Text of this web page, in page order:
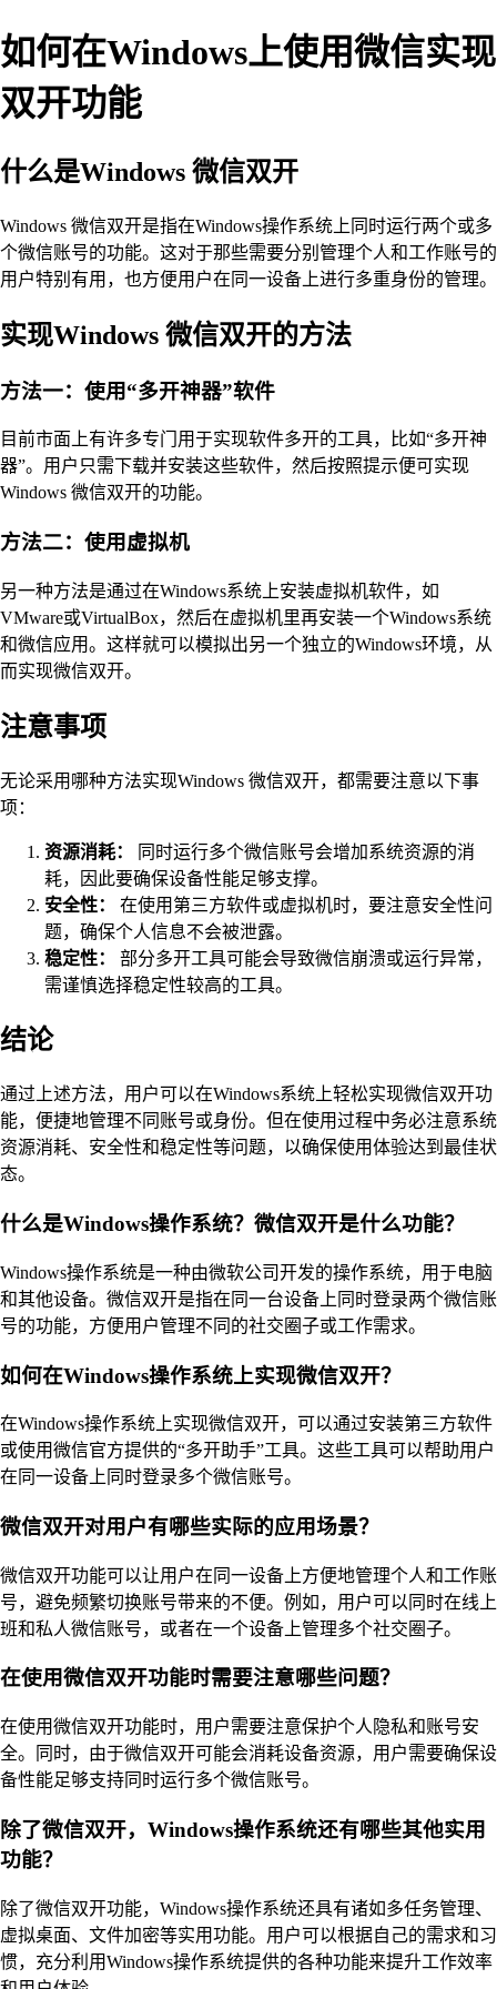
如何在Windows上使用微信实现
双开功能
什么是Windows 微信双开
Windows 微信双开是指在Windows操作系统上同时运行两个或多
个微信账号的功能。这对于那些需要分别管理个人和工作账号的
用户特别有用，也方便用户在同一设备上进行多重身份的管理。
实现Windows 微信双开的方法
方法一：使用“多开神器”软件
目前市面上有许多专门用于实现软件多开的工具，比如“多开神
器”。用户只需下载并安装这些软件，然后按照提示便可实现
Windows 微信双开的功能。
方法二：使用虚拟机
另一种方法是通过在Windows系统上安装虚拟机软件，如
VMware或VirtualBox，然后在虚拟机里再安装一个Windows系统
和微信应用。这样就可以模拟出另一个独立的Windows环境，从
而实现微信双开。
注意事项
无论采用哪种方法实现Windows 微信双开，都需要注意以下事
项：
资源消耗：
同时运行多个微信账号会增加系统资源的消
耗，因此要确保设备性能足够支撑。
安全性：
在使用第三方软件或虚拟机时，要注意安全性问
题，确保个人信息不会被泄露。
稳定性：
部分多开工具可能会导致微信崩溃或运行异常，
需谨慎选择稳定性较高的工具。
结论
通过上述方法，用户可以在Windows系统上轻松实现微信双开功
能，便捷地管理不同账号或身份。但在使用过程中务必注意系统
资源消耗、安全性和稳定性等问题，以确保使用体验达到最佳状
态。
什么是Windows操作系统？微信双开是什么功能？
Windows操作系统是一种由微软公司开发的操作系统，用于电脑
和其他设备。微信双开是指在同一台设备上同时登录两个微信账
号的功能，方便用户管理不同的社交圈子或工作需求。
如何在Windows操作系统上实现微信双开？
在Windows操作系统上实现微信双开，可以通过安装第三方软件
或使用微信官方提供的“多开助手”工具。这些工具可以帮助用户
在同一设备上同时登录多个微信账号。
微信双开对用户有哪些实际的应用场景？
微信双开功能可以让用户在同一设备上方便地管理个人和工作账
号，避免频繁切换账号带来的不便。例如，用户可以同时在线上
班和私人微信账号，或者在一个设备上管理多个社交圈子。
在使用微信双开功能时需要注意哪些问题？
在使用微信双开功能时，用户需要注意保护个人隐私和账号安
全。同时，由于微信双开可能会消耗设备资源，用户需要确保设
备性能足够支持同时运行多个微信账号。
除了微信双开，Windows操作系统还有哪些其他实用
功能？
除了微信双开功能，Windows操作系统还具有诸如多任务管理、
虚拟桌面、文件加密等实用功能。用户可以根据自己的需求和习
惯，充分利用Windows操作系统提供的各种功能来提升工作效率